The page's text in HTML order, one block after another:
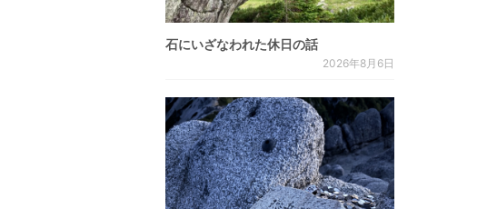
石にいざなわれた休日の話
2026年8月6日